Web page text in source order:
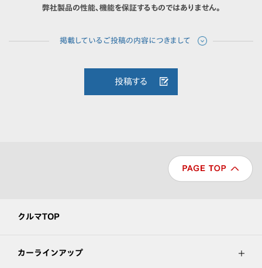
弊社製品の性能、機能を保証するものではありません。
投稿する
クルマTOP
カーラインアップ